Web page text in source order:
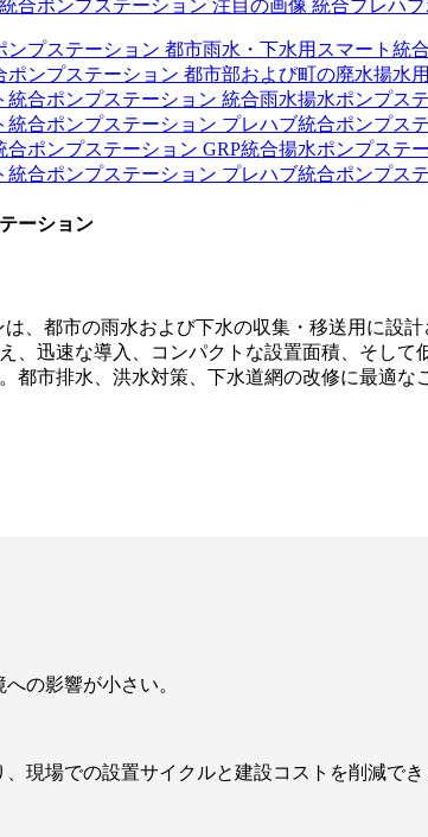
ーション
、都市の雨水および下水の収集・移送用に設
、迅速な導入、コンパクトな設置面積、そし
都市排水、洪水対策、下水道網の改修に最適
の影響が小さい。
現場での設置サイクルと建設コストを削減でき